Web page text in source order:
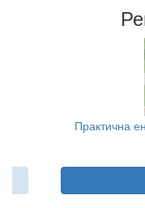
Практична